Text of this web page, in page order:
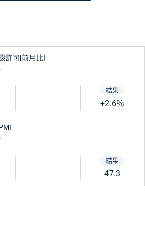
★★★
ドイツ
ーランド
許可[前月比]
+2.6％
ラリア
47.3